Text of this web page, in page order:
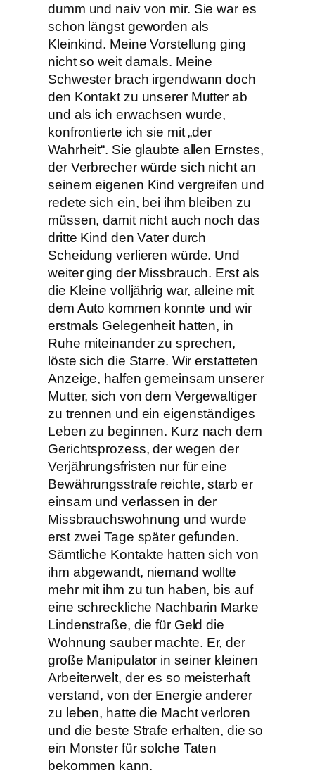
dumm und naiv von mir. Sie war es
schon längst geworden als
Kleinkind. Meine Vorstellung ging
nicht so weit damals. Meine
Schwester brach irgendwann doch
den Kontakt zu unserer Mutter ab
und als ich erwachsen wurde,
konfrontierte ich sie mit „der
Wahrheit“. Sie glaubte allen Ernstes,
der Verbrecher würde sich nicht an
seinem eigenen Kind vergreifen und
redete sich ein, bei ihm bleiben zu
müssen, damit nicht auch noch das
dritte Kind den Vater durch
Scheidung verlieren würde. Und
weiter ging der Missbrauch. Erst als
die Kleine volljährig war, alleine mit
dem Auto kommen konnte und wir
erstmals Gelegenheit hatten, in
Ruhe miteinander zu sprechen,
löste sich die Starre. Wir erstatteten
Anzeige, halfen gemeinsam unserer
Mutter, sich von dem Vergewaltiger
zu trennen und ein eigenständiges
Leben zu beginnen. Kurz nach dem
Gerichtsprozess, der wegen der
Verjährungsfristen nur für eine
Bewährungsstrafe reichte, starb er
einsam und verlassen in der
Missbrauchswohnung und wurde
erst zwei Tage später gefunden.
Sämtliche Kontakte hatten sich von
ihm abgewandt, niemand wollte
mehr mit ihm zu tun haben, bis auf
eine schreckliche Nachbarin Marke
Lindenstraße, die für Geld die
Wohnung sauber machte. Er, der
große Manipulator in seiner kleinen
Arbeiterwelt, der es so meisterhaft
verstand, von der Energie anderer
zu leben, hatte die Macht verloren
und die beste Strafe erhalten, die so
ein Monster für solche Taten
bekommen kann.